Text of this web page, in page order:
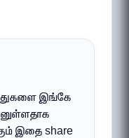
இங்கே
இதை share